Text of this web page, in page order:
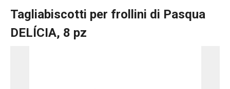
Tagliabiscotti per frollini di Pasqua
DELÍCIA, 8 pz